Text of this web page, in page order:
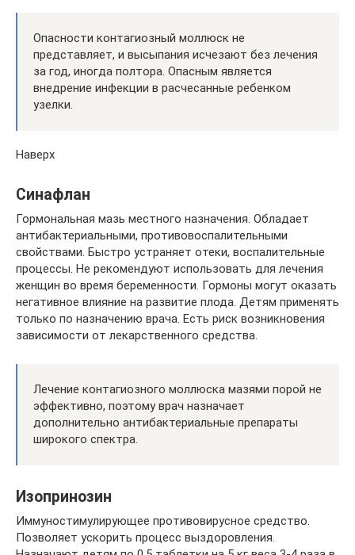
Опасности контагиозный моллюск не
представляет, и высыпания исчезают без лечения
за год, иногда полтора. Опасным является
внедрение инфекции в расчесанные ребенком
узелки.
Наверх
Синафлан
Гормональная мазь местного назначения. Обладает
антибактериальными, противовоспалительными
свойствами. Быстро устраняет отеки, воспалительные
процессы. Не рекомендуют использовать для лечения
женщин во время беременности. Гормоны могут оказать
негативное влияние на развитие плода. Детям применять
только по назначению врача. Есть риск возникновения
зависимости от лекарственного средства.
Лечение контагиозного моллюска мазями порой не
эффективно, поэтому врач назначает
дополнительно антибактериальные препараты
широкого спектра.
Изопринозин
Иммуностимулирующее противовирусное средство.
Позволяет ускорить процесс выздоровления.